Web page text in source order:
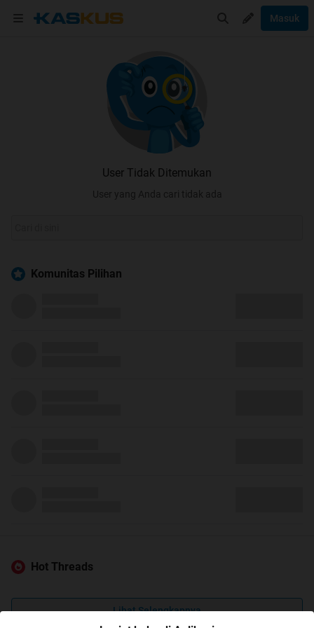
Masuk
User Tidak Ditemukan
User yang Anda cari tidak ada
Komunitas Pilihan
Hot Threads
Lihat Selengkapnya